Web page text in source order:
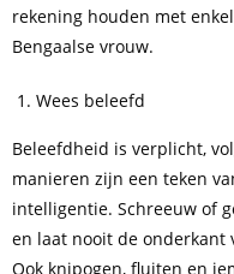
rekening houden met
Bengaalse vrouw.
Wees beleefd
Beleefdheid is verplicht,
manieren zijn een teken
intelligentie. Schreeuw of
en laat nooit de onderkant
Ook knipogen, fluiten en